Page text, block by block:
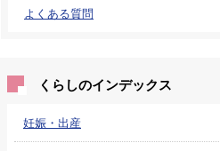
よくある質問
くらしのインデックス
妊娠・出産